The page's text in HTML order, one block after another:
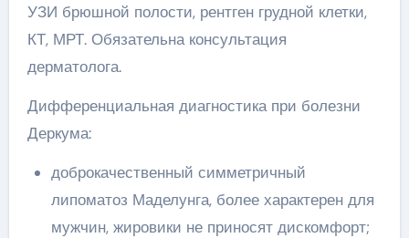
УЗИ брюшной полости, рентген грудной клетки,
КТ, МРТ. Обязательна консультация
дерматолога.
Дифференциальная диагностика при болезни
Деркума:
доброкачественный симметричный
липоматоз Маделунга, более характерен для
мужчин, жировики не приносят дискомфорт;